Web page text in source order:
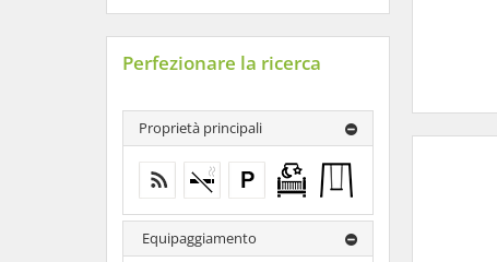
Perfezionare la ricerca
Proprietà principali
wifi gratuito (in tutto l'alloggio)
Alloggi per non fumatori (tutte
le aree pubbliche e private
sono aree per non fumatori)
parcheggio gratuito
Culla gratuita da
0-2 anni
Attrezzature
da gioco
all'aperto
bambini
Equipaggiamento